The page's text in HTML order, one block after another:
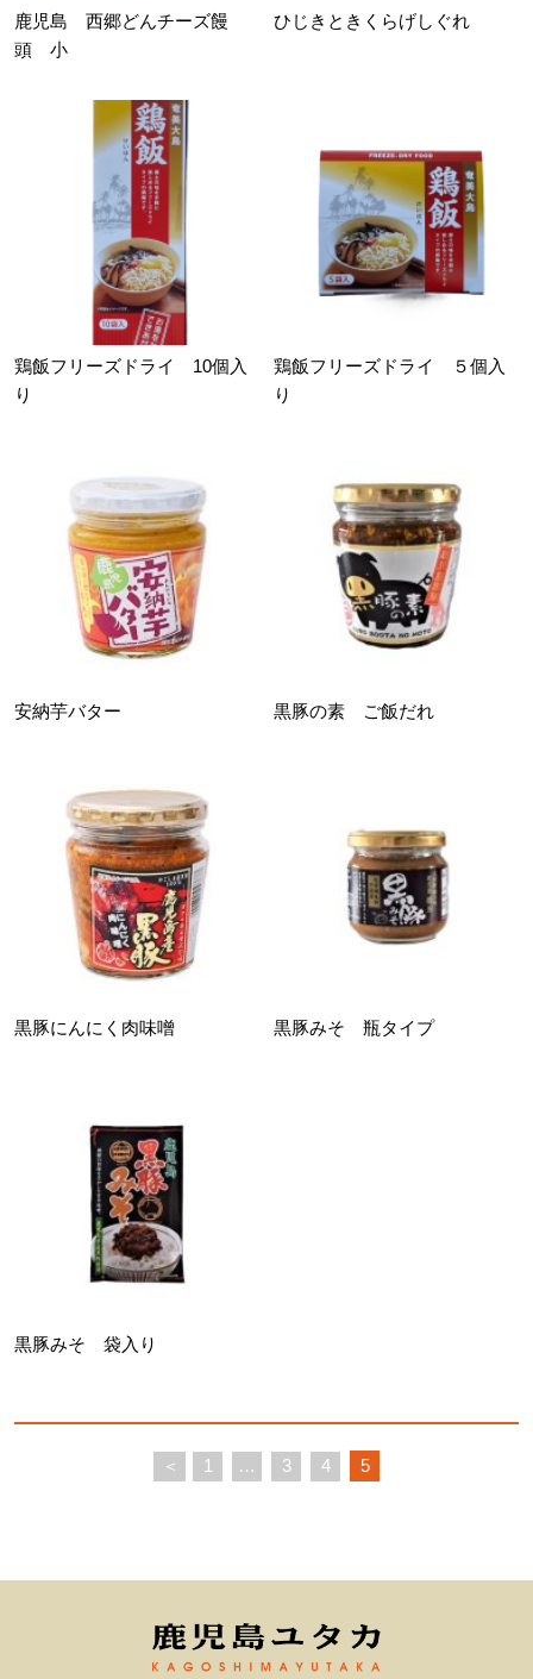
鹿児島 西郷どんチーズ饅
頭 小
ひじきときくらげしぐれ
鶏飯フリーズドライ 10個入
り
鶏飯フリーズドライ ５個入
り
安納芋バター 黒豚の素 ご飯だれ
黒豚にんにく肉味噌 黒豚みそ 瓶タイプ
黒豚みそ 袋入り
＜ 1 … 3 4 5